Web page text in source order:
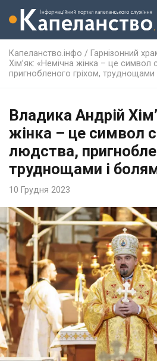
Капеланство.інфо / Гарнізонний
Хім’як: «Немічна жінка – це
пригнобленого гріхом, труднощами
Владика Андрій
жінка – це символ
людства,
труднощами і
10 Грудня 2023